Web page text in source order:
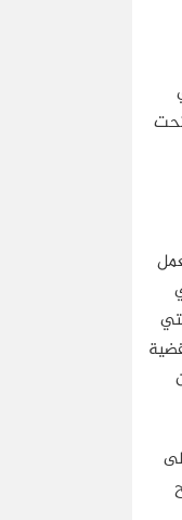
في عهد مبارك، ضمن ما عرف بالقضايا العسكرية 8 و11 و13 للعام 1995 التي